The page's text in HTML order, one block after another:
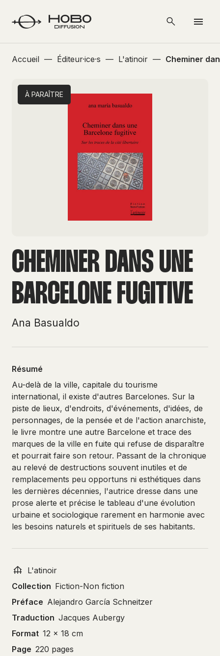
Accueil — Éditeur·ice·s — L'atinoir — Cheminer
À PARAÎTRE
CHEMINER DANS UNE
BARCELONE FUGITIVE
Ana Basualdo
Résumé
Au-delà de la ville, capitale du tourisme
international, il existe d'autres Barcelones. Sur la
piste de lieux, d'endroits, d'événements, d'idées, de
personnages, de la pensée et de l'action anarchiste,
le livre montre une autre Barcelone et trace des
marques de la ville en fuite qui refuse de disparaître
et pourrait faire son retour. Passant de la chronique
au relevé de destructions souvent inutiles et de
remplacements peu opportuns ni esthétiques dans
les dernières décennies, l'autrice dresse dans une
prose alerte et précise le tableau d'une évolution
urbaine et sociologique rarement en harmonie avec
les besoins naturels et spirituels de ses habitants.
L'atinoir
Collection Fiction-Non fiction
Préface Alejandro García Schneitzer
Traduction Jacques Aubergy
Format 12 x 18 cm
Page 220 pages